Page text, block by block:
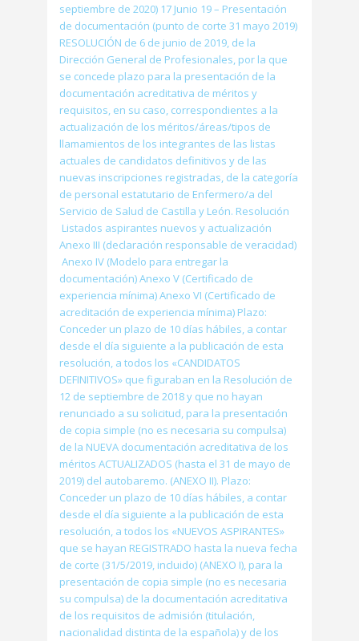
septiembre de 2020) 17 Junio 19 – Presentación
de documentación (punto de corte 31 mayo 2019)
RESOLUCIÓN de 6 de junio de 2019, de la
Dirección General de Profesionales, por la que
se concede plazo para la presentación de la
documentación acreditativa de méritos y
requisitos, en su caso, correspondientes a la
actualización de los méritos/áreas/tipos de
llamamientos de los integrantes de las listas
actuales de candidatos definitivos y de las
nuevas inscripciones registradas, de la categoría
de personal estatutario de Enfermero/a del
Servicio de Salud de Castilla y León. Resolución
Listados aspirantes nuevos y actualización
Anexo III (declaración responsable de veracidad)
Anexo IV (Modelo para entregar la
documentación) Anexo V (Certificado de
experiencia mínima) Anexo VI (Certificado de
acreditación de experiencia mínima) Plazo:
Conceder un plazo de 10 días hábiles, a contar
desde el día siguiente a la publicación de esta
resolución, a todos los «CANDIDATOS
DEFINITIVOS» que figuraban en la Resolución de
12 de septiembre de 2018 y que no hayan
renunciado a su solicitud, para la presentación
de copia simple (no es necesaria su compulsa)
de la NUEVA documentación acreditativa de los
méritos ACTUALIZADOS (hasta el 31 de mayo de
2019) del autobaremo. (ANEXO II). Plazo:
Conceder un plazo de 10 días hábiles, a contar
desde el día siguiente a la publicación de esta
resolución, a todos los «NUEVOS ASPIRANTES»
que se hayan REGISTRADO hasta la nueva fecha
de corte (31/5/2019, incluido) (ANEXO I), para la
presentación de copia simple (no es necesaria
su compulsa) de la documentación acreditativa
de los requisitos de admisión (titulación,
nacionalidad distinta de la española) y de los